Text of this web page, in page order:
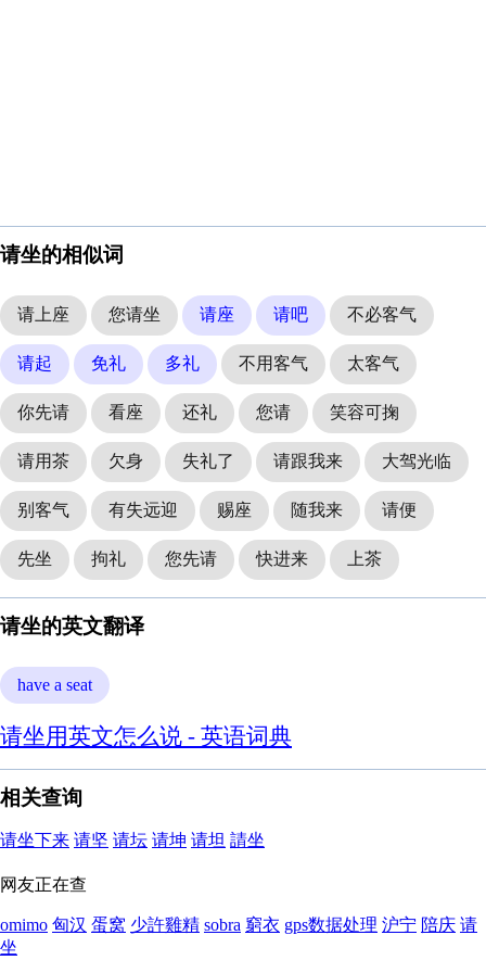
请坐的相似词
请上座 您请坐 请座 请吧 不必客气
请起 免礼 多礼 不用客气 太客气
你先请 看座 还礼 您请 笑容可掬
请用茶 欠身 失礼了 请跟我来 大驾光临
别客气 有失远迎 赐座 随我来 请便
先坐 拘礼 您先请 快进来 上茶
请坐的英文翻译
have a seat
请坐用英文怎么说 - 英语词典
相关查询
请坐下来 请坚 请坛 请坤 请坦 請坐
网友正在查
omimo 匈汉 蛋窝 少許雞精 sobra 窮衣 gps数据处理 沪宁 陪庆 请
坐